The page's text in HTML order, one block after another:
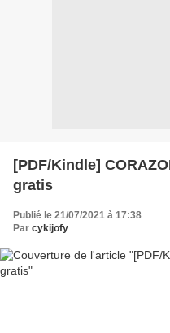
[PDF/Kindle]
gratis
Publié le 21/07/2021 à 17:38
Par cykijofy